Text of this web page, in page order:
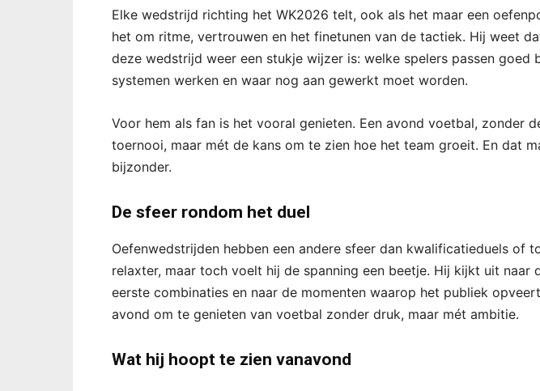
Elke wedstrijd richting het WK2026 telt, ook als het maar een
het om ritme, vertrouwen en het finetunen van de tactiek. Hij weet
deze wedstrijd weer een stukje wijzer is: welke spelers passen goed
systemen werken en waar nog aan gewerkt moet worden.
Voor hem als fan is het vooral genieten. Een avond voetbal, zonder
toernooi, maar mét de kans om te zien hoe het team groeit. En dat
bijzonder.
De sfeer rondom het duel
Oefenwedstrijden hebben een andere sfeer dan kwalificatieduels of
relaxter, maar toch voelt hij de spanning een beetje. Hij kijkt uit naar
eerste combinaties en naar de momenten waarop het publiek
avond om te genieten van voetbal zonder druk, maar mét ambitie.
Wat hij hoopt te zien vanavond